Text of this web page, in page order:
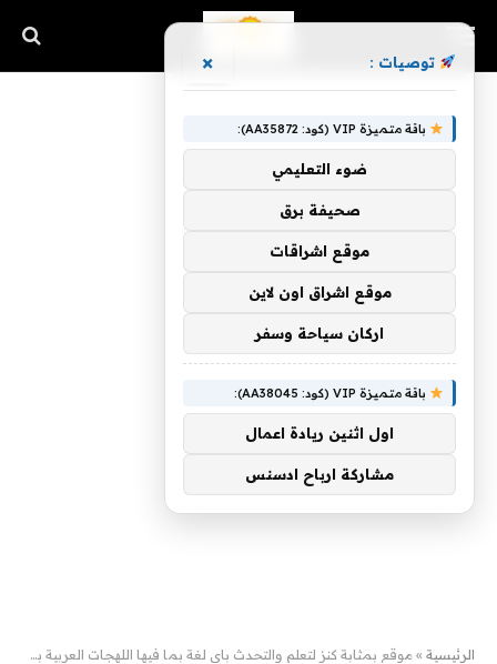
الرئيسية » موقع بمثابة كنز لتعلم والتحدث باي لغة بما فيها اللهجات العربية بطلاقة وفصاحة
توصيات : ×
باقة متميزة VIP (كود: AA35872):
ضوء التعليمي
صحيفة برق
موقع اشراقات
موقع اشراق اون لاين
اركان سياحة وسفر
باقة متميزة VIP (كود: AA38045):
اول اثنين ريادة اعمال
مشاركة ارباح ادسنس